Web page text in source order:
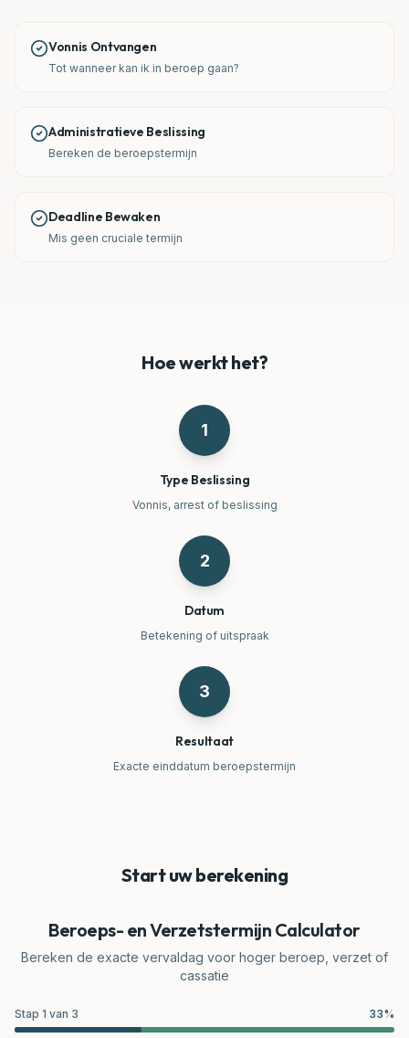
Vonnis Ontvangen
Tot wanneer kan ik in beroep gaan?
Administratieve Beslissing
Bereken de beroepstermijn
Deadline Bewaken
Mis geen cruciale termijn
Hoe werkt het?
1
Type Beslissing
Vonnis, arrest of beslissing
2
Datum
Betekening of uitspraak
3
Resultaat
Exacte einddatum beroepstermijn
Start uw berekening
Beroeps- en Verzetstermijn Calculator
Bereken de exacte vervaldag voor hoger beroep, verzet of
cassatie
Stap 1 van 3 33%